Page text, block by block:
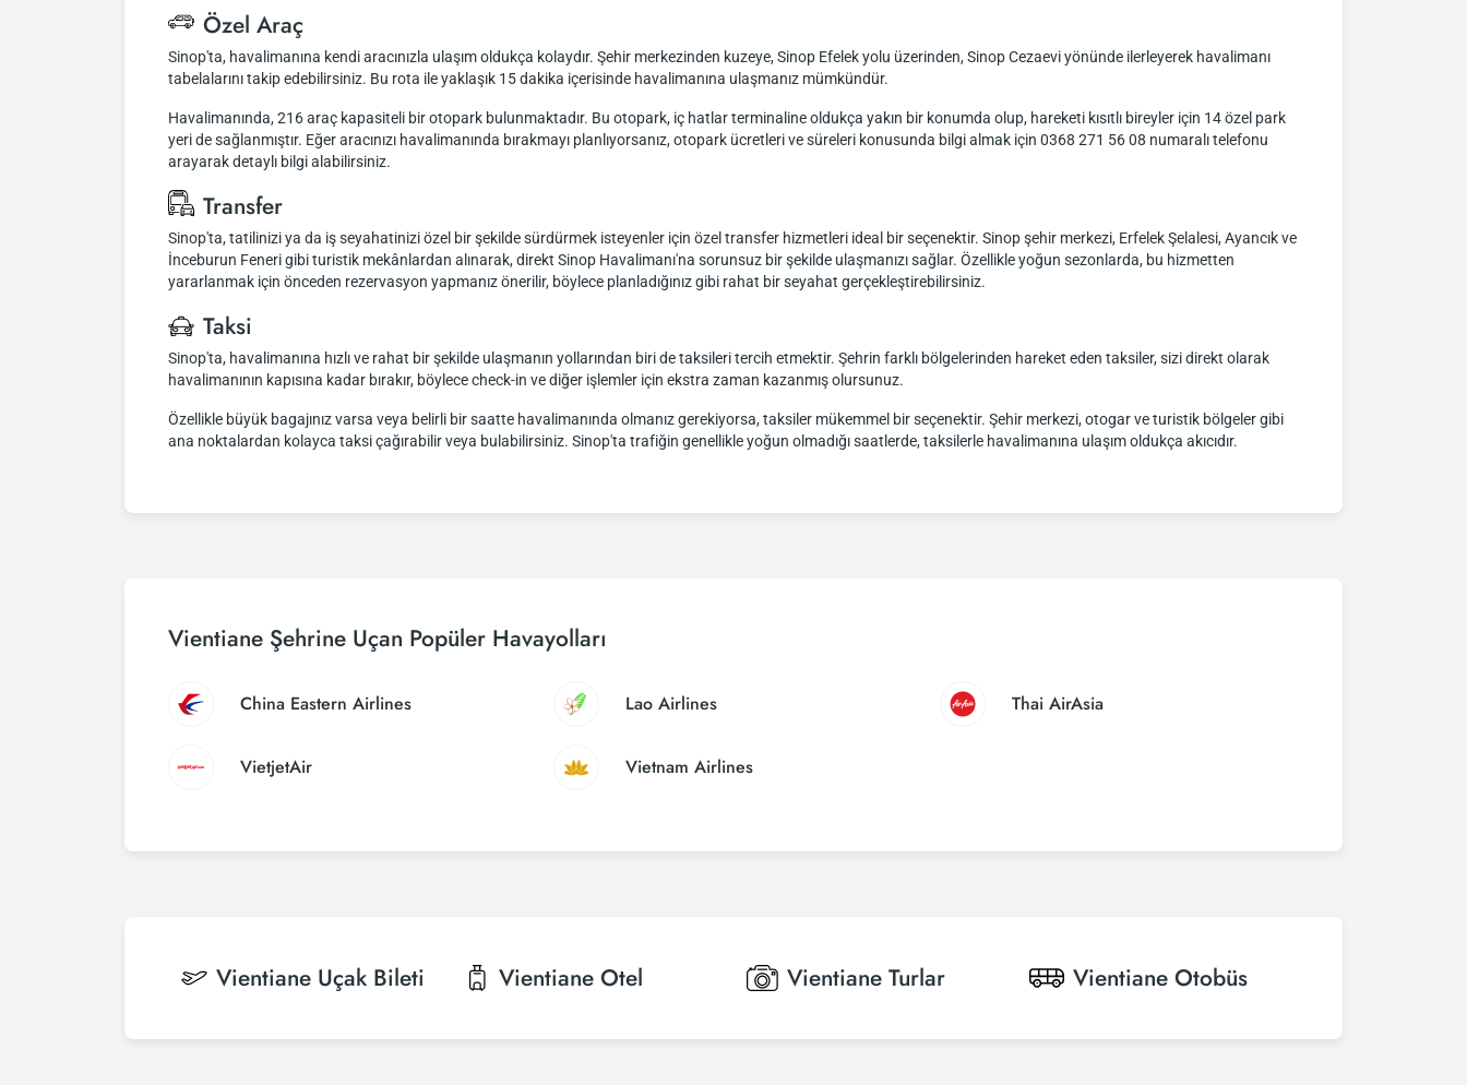
Özel Araç
Sinop'ta, havalimanına kendi aracınızla ulaşım oldukça kolaydır. Şehir merkezinden kuzeye, Sinop Efelek yolu üzerinden, Sinop Cezaevi yönünde ilerleyerek havalimanı
tabelalarını takip edebilirsiniz. Bu rota ile yaklaşık 15 dakika içerisinde havalimanına ulaşmanız mümkündür.
Havalimanında, 216 araç kapasiteli bir otopark bulunmaktadır. Bu otopark, iç hatlar terminaline oldukça yakın bir konumda olup, hareketi kısıtlı bireyler için 14 özel park
yeri de sağlanmıştır. Eğer aracınızı havalimanında bırakmayı planlıyorsanız, otopark ücretleri ve süreleri konusunda bilgi almak için 0368 271 56 08 numaralı telefonu
arayarak detaylı bilgi alabilirsiniz.
Transfer
Sinop'ta, tatilinizi ya da iş seyahatinizi özel bir şekilde sürdürmek isteyenler için özel transfer hizmetleri ideal bir seçenektir. Sinop şehir merkezi, Erfelek Şelalesi, Ayancık ve
İnceburun Feneri gibi turistik mekânlardan alınarak, direkt Sinop Havalimanı'na sorunsuz bir şekilde ulaşmanızı sağlar. Özellikle yoğun sezonlarda, bu hizmetten
yararlanmak için önceden rezervasyon yapmanız önerilir, böylece planladığınız gibi rahat bir seyahat gerçekleştirebilirsiniz.
Taksi
Sinop'ta, havalimanına hızlı ve rahat bir şekilde ulaşmanın yollarından biri de taksileri tercih etmektir. Şehrin farklı bölgelerinden hareket eden taksiler, sizi direkt olarak
havalimanının kapısına kadar bırakır, böylece check-in ve diğer işlemler için ekstra zaman kazanmış olursunuz.
Özellikle büyük bagajınız varsa veya belirli bir saatte havalimanında olmanız gerekiyorsa, taksiler mükemmel bir seçenektir. Şehir merkezi, otogar ve turistik bölgeler gibi
ana noktalardan kolayca taksi çağırabilir veya bulabilirsiniz. Sinop'ta trafiğin genellikle yoğun olmadığı saatlerde, taksilerle havalimanına ulaşım oldukça akıcıdır.
Vientiane Şehrine Uçan Popüler Havayolları
China Eastern Airlines Lao Airlines Thai AirAsia
VietjetAir Vietnam Airlines
Vientiane Uçak Bileti Vientiane Otel Vientiane Turlar Vientiane Otobüs